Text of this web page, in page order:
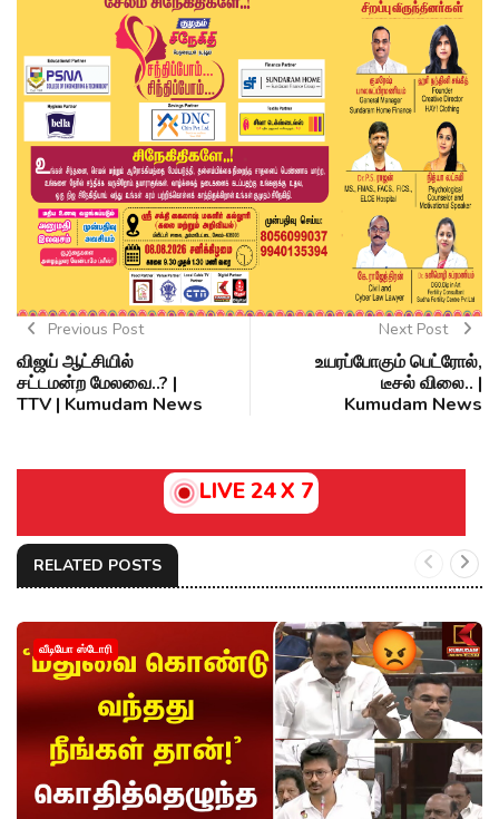
Previous Post
விஜய் ஆட்சியில்
சட்டமன்ற மேலவை..? |
TTV | Kumudam News
Next Post
உயரப்போகும் பெட்ரோல்,
டீசல் விலை.. |
Kumudam News
LIVE 24 X 7
RELATED POSTS
வீடியோ ஸ்டோரி